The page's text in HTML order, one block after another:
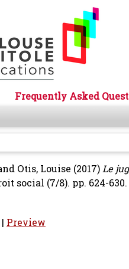
Frequently Asked
Otis, Louise (2017)Le
social (7/8). pp. 624-630.
| Preview